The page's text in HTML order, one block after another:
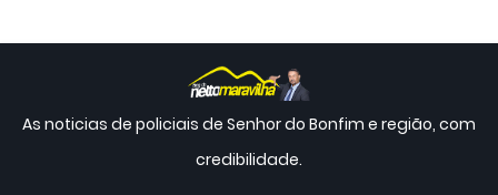
As noticias de policiais de Senhor do Bonfim e região, com
credibilidade.